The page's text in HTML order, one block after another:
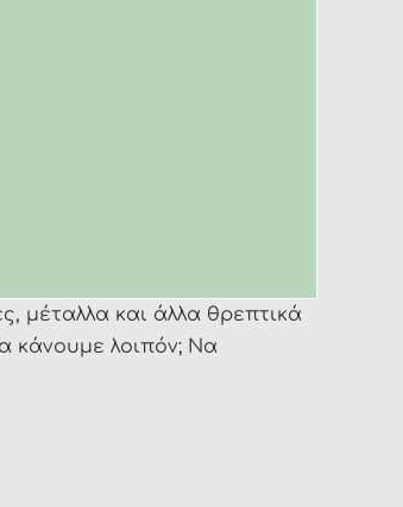
μέταλλα και άλλα θρεπτικά
κάνουμε λοιπόν; Να